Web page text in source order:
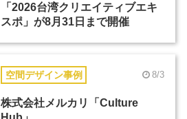
「2026台湾クリエイティブエキ
スポ」が8月31日まで開催
空間デザイン事例 8/3
株式会社メルカリ「Culture